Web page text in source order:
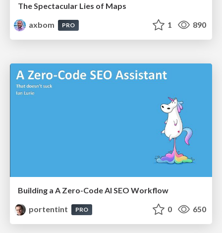
The Spectacular Lies of Maps
axbom
PRO 1 890
Building a A Zero-Code AI SEO Workflow
portentint
PRO 0 650